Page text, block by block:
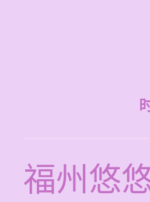
福州悠